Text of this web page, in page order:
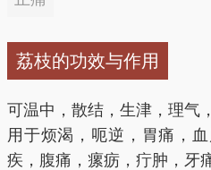
荔枝的功效与作用
可温中，散结，生津，理气
用于烦渴，呃逆，胃痛，
疾，腹痛，瘰疬，疔肿，牙